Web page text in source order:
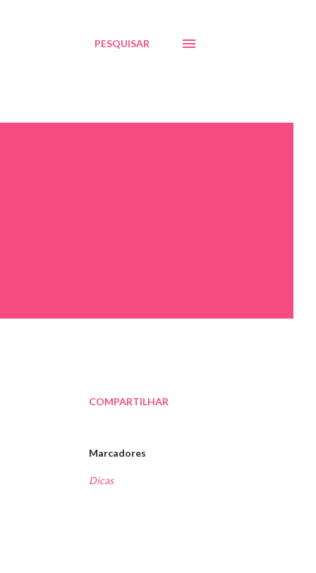
PESQUISAR
COMPARTILHAR
Marcadores
Dicas